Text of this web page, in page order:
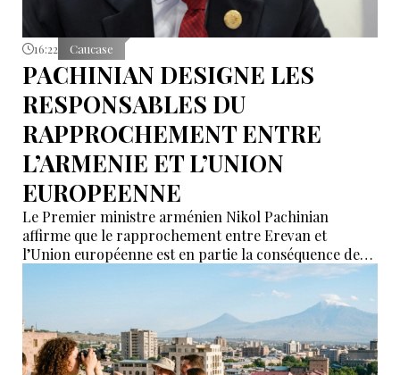
16:22 Caucase
PACHINIAN DESIGNE LES
RESPONSABLES DU
RAPPROCHEMENT ENTRE
L’ARMENIE ET L’UNION
EUROPEENNE
Le Premier ministre arménien Nikol Pachinian
affirme que le rapprochement entre Erevan et
l’Union européenne est en partie la conséquence des
déclarations de certains partenaires de l’Union
économique eurasiatique (UEEA), qui auraient affirmé
que l’Arménie « n’était nécessaire à personne ». Selon
lui, ces propos ont poussé Erevan à rechercher de
nouvelles alternatives économiques et diplomatiques.